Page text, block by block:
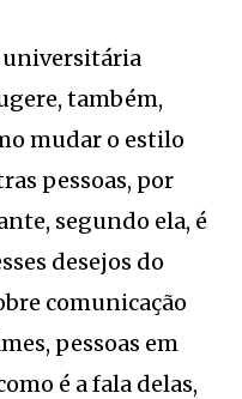
universitária
também,
mudar o estilo
pessoas, por
segundo ela, é
desejos do
comunicação
pessoas em
é a fala delas,